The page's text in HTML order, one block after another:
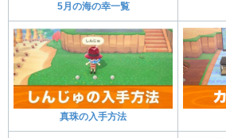
5月の海の幸一覧
真珠の入手方法